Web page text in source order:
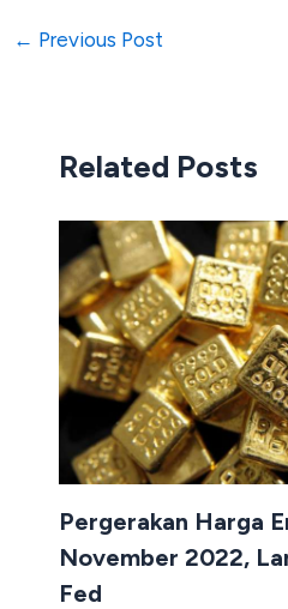
← Previous Post
Related Posts
Pergerakan Harga
November 2022,
Fed